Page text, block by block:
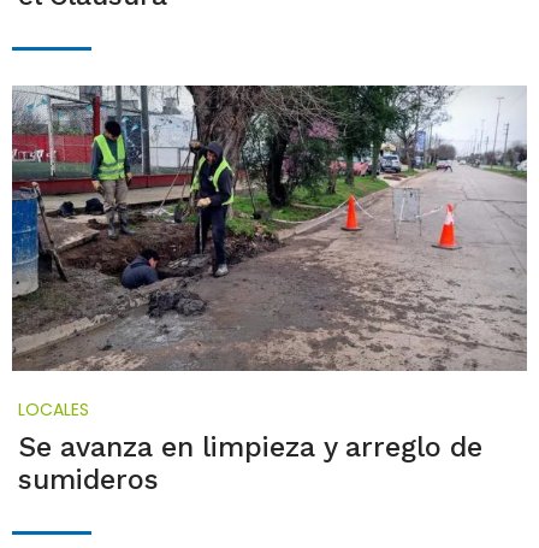
LOCALES
Se avanza en limpieza y arreglo de
sumideros